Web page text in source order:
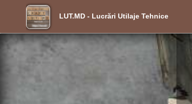
LUT.MD - Lucrări Utilaje Tehnice